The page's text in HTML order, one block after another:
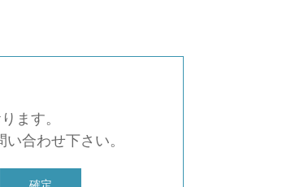
ます。
合わせ下さい。